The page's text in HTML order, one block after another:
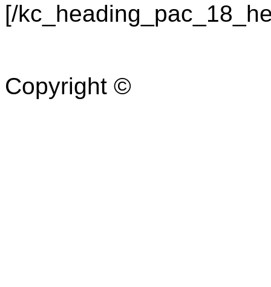
[/
Copyright ©